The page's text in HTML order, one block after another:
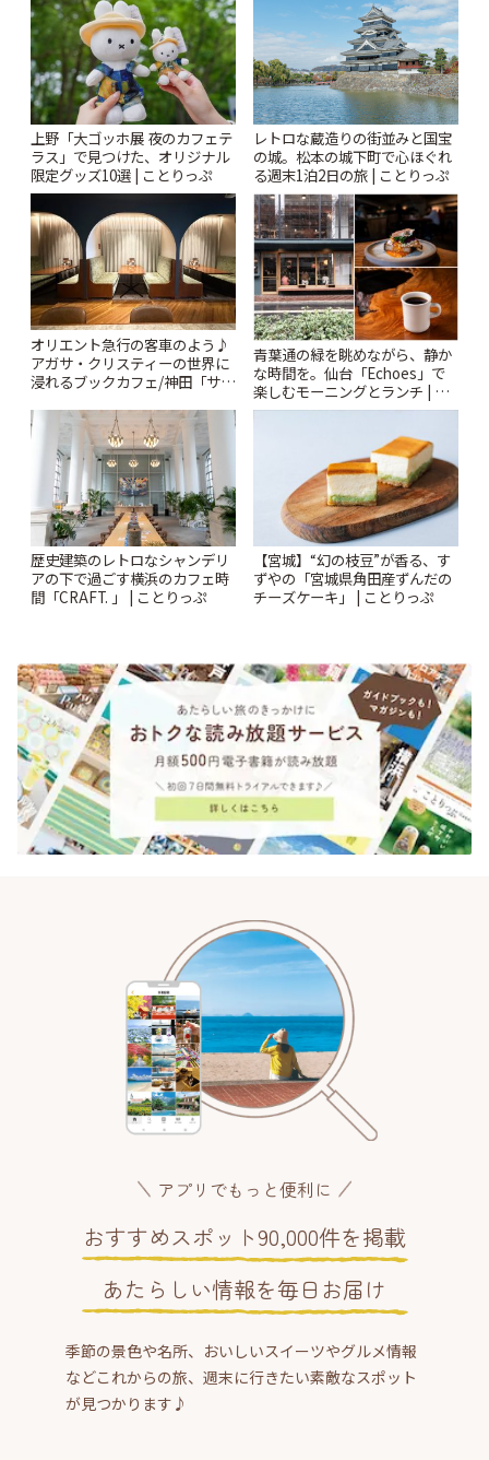
上野「大ゴッホ展 夜のカフェテ
ラス」で見つけた、オリジナル
限定グッズ10選 | ことりっぷ
レトロな蔵造りの街並みと国宝
の城。松本の城下町で心ほぐれ
る週末1泊2日の旅 | ことりっぷ
オリエント急行の客車のよう♪
アガサ・クリスティーの世界に
浸れるブックカフェ/神田「サロ
青葉通の緑を眺めながら、静か
な時間を。仙台「Echoes」で
楽しむモーニングとランチ | こ
とりっぷ
歴史建築のレトロなシャンデリ
アの下で過ごす横浜のカフェ時
間「CRAFT. 」 | ことりっぷ
【宮城】“幻の枝豆”が香る、す
ずやの「宮城県角田産ずんだの
チーズケーキ」 | ことりっぷ
アプリでもっと便利に
おすすめスポット90,000件を掲載
あたらしい情報を毎日お届け
季節の景色や名所、おいしいスイーツやグルメ情報
などこれからの旅、週末に行きたい素敵なスポット
が見つかります♪